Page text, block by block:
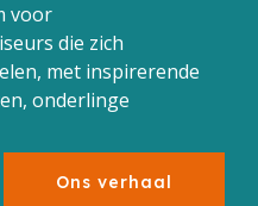
voor
die zich
met inspirerende
onderlinge
Ons verhaal